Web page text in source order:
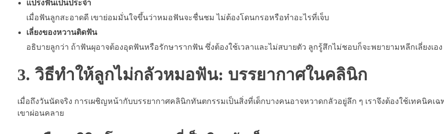
แปรงฟันเป็นประจำ
เมื่อฟันลูกสะอาดดี เขาย่อมมั่นใจขึ้นว่าหมอฟันจะชื่นชม ไม่ต้องโดนกรอหรือทำอะไรที่เจ็บ
เลี่ยงของหวานติดฟัน
อธิบายลูกว่า ถ้าฟันผุอาจต้องอุดฟันหรือรักษารากฟัน ซึ่งต้องใช้เวลาและไม่สบายตัว ลูกรู้สึกไม่ชอบก็จะพยายามหลีกเลี่ยงเอง
3. วิธีทำให้ลูกไม่กลัวหมอฟัน: บรรยากาศในคลินิก
เมื่อถึงวันนัดจริง การเผชิญหน้ากับบรรยากาศคลินิกทันตกรรมเป็นสิ่งที่เด็กบางคนอาจหวาดกลัวอยู่ลึก ๆ เราจึงต้องใช้เทคนิคเฉ
เขาผ่อนคลาย